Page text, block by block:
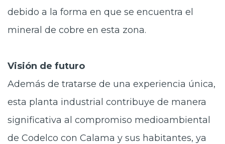
debido a la forma en que se encuentra el
mineral de cobre en esta zona.
Visión de futuro
Además de tratarse de una experiencia única,
esta planta industrial contribuye de manera
significativa al compromiso medioambiental
de Codelco con Calama y sus habitantes, ya